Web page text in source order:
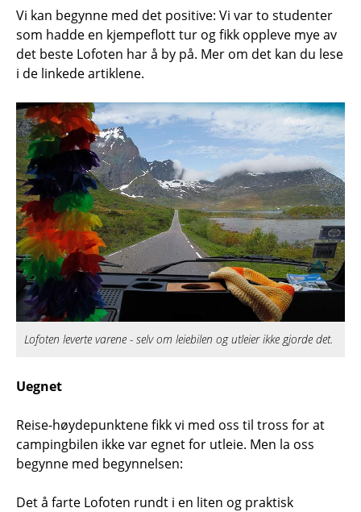
Vi kan begynne med det positive: Vi var to studenter
som hadde en kjempeflott tur og fikk oppleve mye av
det beste Lofoten har å by på. Mer om det kan du lese
i de linkede artiklene.
Lofoten leverte varene - selv om leiebilen og utleier ikke gjorde det.
Uegnet
Reise-høydepunktene fikk vi med oss til tross for at
campingbilen ikke var egnet for utleie. Men la oss
begynne med begynnelsen:
Det å farte Lofoten rundt i en liten og praktisk